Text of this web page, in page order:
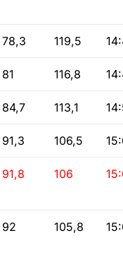
78,3 119,5
81 116,8
84,7 113,1
91,3 106,5
91,8 106
92 105,8